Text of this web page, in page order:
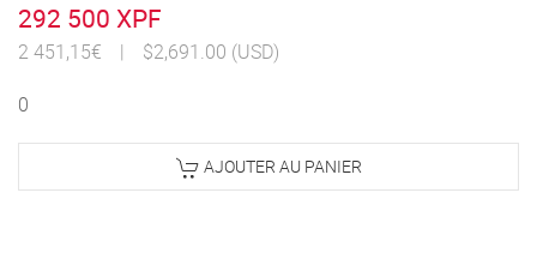
292 500 XPF
2 451,15€ |
$2,691.00 (USD)
0
AJOUTER AU PANIER